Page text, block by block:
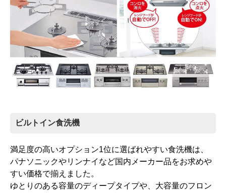
ビルトイン食洗機
満足度の高いオプション1位に選ばれやすい食洗機は、
パナソニックやリンナイなど国内メーカー品をお求めや
すい価格で揃えました。
ゆとりのある容量のディープタイプや、大容量のフロン